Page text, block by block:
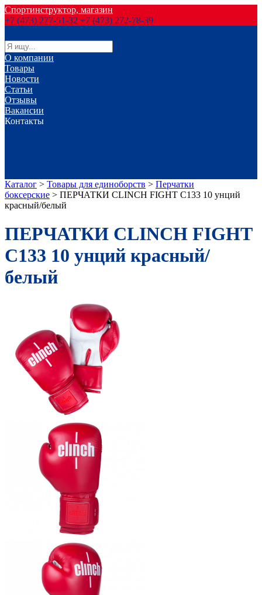
Спортинструктор, магазин
+7 (473) 277-51-32 +7 (473) 272-78-39
О компании
Товары
Новости
Статьи
Отзывы
Вакансии
Контакты
Каталог > Товары для единоборств > Перчатки
боксерские > ПЕРЧАТКИ CLINCH FIGHT C133 10 унций
красный/белый
ПЕРЧАТКИ CLINCH FIGHT
C133 10 унций красный/
белый